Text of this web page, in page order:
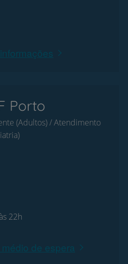
Porto
(Adultos) / Atendimento
22h
de espera